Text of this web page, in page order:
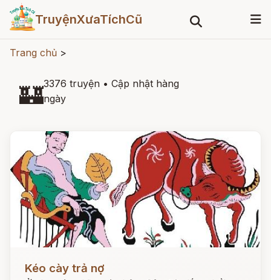
TruyệnXưaTíchCũ
Trang chủ >
🏰3376 truyện • Cập nhật hàng
ngày
Kéo cày trả nợ